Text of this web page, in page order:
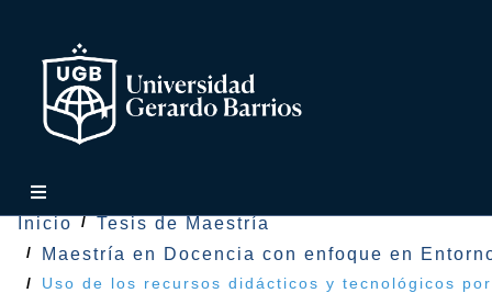
Inicio
Tesis de Maestría
Maestría en Docencia con enfoque en
Uso de los recursos didácticos y tecnológicos